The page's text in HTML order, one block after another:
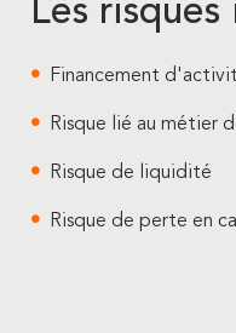
Les
Financement
Risque lié au métier
Risque de liquidité
Risque de perte en